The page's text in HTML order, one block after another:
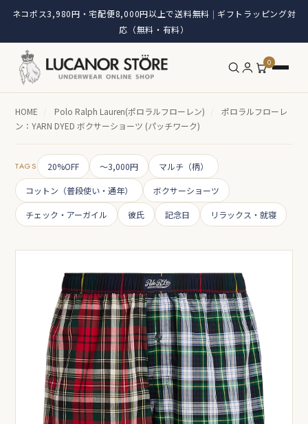
ネコポス3,980円・宅配便8,000円以上で送料無料 | ギフトラッピング対
応（無料・有料）
0
HOME / Polo Ralph Lauren(ポロラルフローレン) /
ポロラルフローレ
ン：YARN DYED ボクサーショーツ (パッチワーク)
TAGS 20%OFF ～3,000円 マルチ（柄）
コットン（普段使い・通年） ボクサーショーツ
チェック・アーガイル 彼氏 記念日 リラックス・就寝